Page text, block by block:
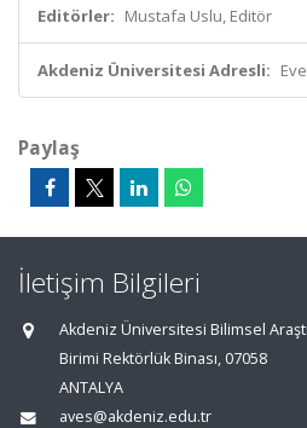
Editörler: Mustafa Uslu, Editör
Akdeniz Üniversitesi Adresli:
Paylaş
İletişim Bilgileri
Akdeniz Üniversitesi Bilimsel
Birimi Rektörlük Binası, 07058
ANTALYA
aves@akdeniz.edu.tr